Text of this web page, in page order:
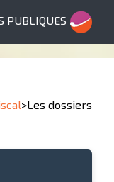
PUBLIQUES
>Les dossiers